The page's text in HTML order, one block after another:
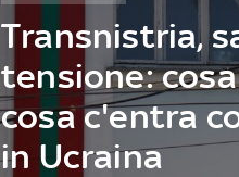
Transnistria,
tensione:
cosa c'entra
in Ucraina